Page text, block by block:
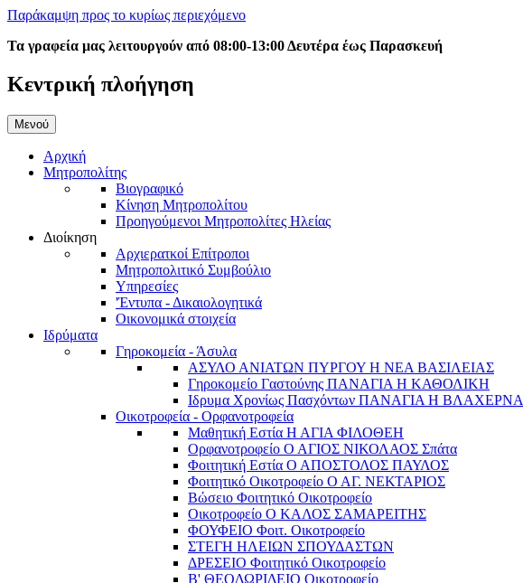
Παράκαμψη προς το κυρίως περιεχόμενο
Τα γραφεία μας λειτουργούν από 08:00-13:00 Δευτέρα έως Παρασκευή
Κεντρική πλοήγηση
Μενού
Αρχική
Μητροπολίτης
Βιογραφικό
Κίνηση Μητροπολίτου
Προηγούμενοι Μητροπολίτες Ηλείας
Διοίκηση
Αρχιερατκοί Επίτροποι
Μητροπολιτικό Συμβούλιο
Υπηρεσίες
'Έντυπα - Δικαιολογητικά
Οικονομικά στοιχεία
Ιδρύματα
Γηροκομεία - Άσυλα
ΑΣΥΛΟ ΑΝΙΑΤΩΝ ΠΥΡΓΟΥ Η ΝΕΑ ΒΑΣΙΛΕΙΑΣ
Γηροκομείο Γαστούνης ΠΑΝΑΓΙΑ Η ΚΑΘΟΛΙΚΗ
Ιδρυμα Χρονίως Πασχόντων ΠΑΝΑΓΙΑ Η ΒΛΑΧΕΡΝΑ
Οικοτροφεία - Ορφανοτροφεία
Μαθητική Εστία Η ΑΓΙΑ ΦΙΛΟΘΕΗ
Ορφανοτροφείο Ο ΑΓΙΟΣ ΝΙΚΟΛΑΟΣ Σπάτα
Φοιτητική Εστία Ο ΑΠΟΣΤΟΛΟΣ ΠΑΥΛΟΣ
Φοιτητικό Οικοτροφείο Ο ΑΓ. ΝΕΚΤΑΡΙΟΣ
Βώσειο Φοιτητικό Οικοτροφείο
Οικοτροφείο Ο ΚΑΛΟΣ ΣΑΜΑΡΕΙΤΗΣ
ΦΟΥΦΕΙΟ Φοιτ. Οικοτροφείο
ΣΤΕΓΗ ΗΛΕΙΩΝ ΣΠΟΥΔΑΣΤΩΝ
ΔΡΕΣΕΙΟ Φοιτητικό Οικοτροφείο
Β' ΘΕΟΔΩΡΙΔΕΙΟ Οικοτροφείο